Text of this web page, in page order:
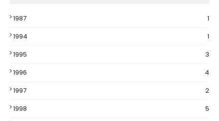
1987
1
1994
1
1995
3
1996
4
1997
2
1998
5